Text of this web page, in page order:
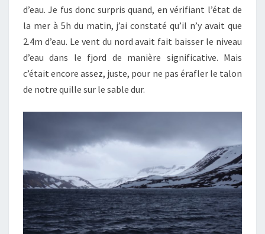
d’eau. Je fus donc surpris quand, en vérifiant l’état de
la mer à 5h du matin, j’ai constaté qu’il n’y avait que
2.4m d’eau. Le vent du nord avait fait baisser le niveau
d’eau dans le fjord de manière significative. Mais
c’était encore assez, juste, pour ne pas érafler le talon
de notre quille sur le sable dur.